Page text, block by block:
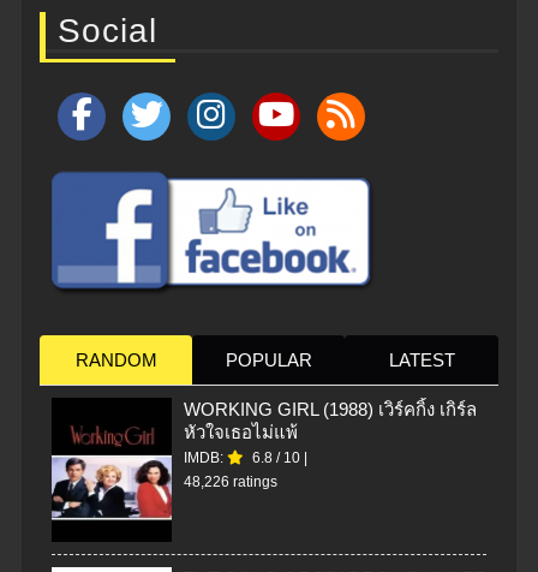
Social
RANDOM POPULAR LATEST
WORKING GIRL (1988) เวิร์คกิ้ง เกิร์ล
หัวใจเธอไม่แพ้
IMDB: 6.8 / 10
48,226 ratings